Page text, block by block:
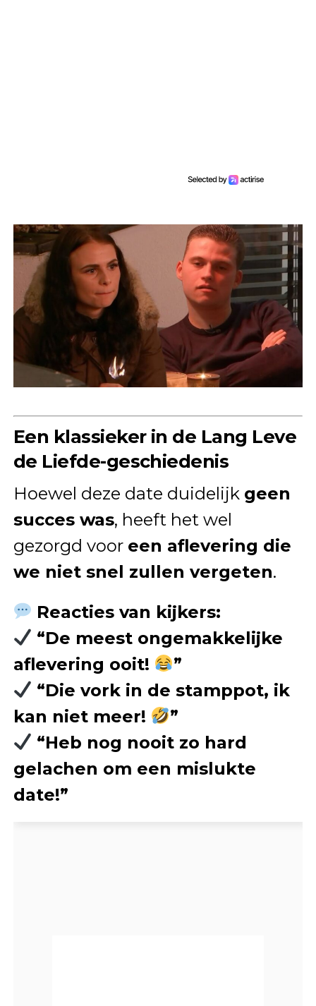
Een klassieker in de Lang Leve
de Liefde-geschiedenis
Hoewel deze date duidelijk geen
succes was, heeft het wel
gezorgd voor een aflevering die
we niet snel zullen vergeten.
Reacties van kijkers:
“De meest ongemakkelijke
aflevering ooit!
”
“Die vork in de stamppot, ik
kan niet meer!
”
“Heb nog nooit zo hard
gelachen om een mislukte
date!”